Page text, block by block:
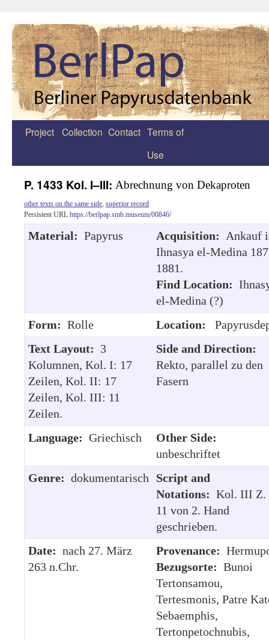
Zum
Project Collection Contact Terms of
Use
P. 1433 Kol. I–III: Abrechnung von Dekaproten
other texts on the same side superior record
Persistent URL https://berlpap.smb.museum/00846/
Material: Papyrus Acquisition: Ankauf
Ihnasya el-Medina
1881.
Find Location:
el-Medina (?)
Form: Rolle Location:
Text Layout: 3
Kolumnen, Kol. I: 17
Zeilen, Kol. II: 17
Zeilen, Kol. III: 11
Zeilen.
Side and Direction:
Rekto, parallel zu den
Fasern
Language: Griechisch
Other Side:
unbeschriftet
Genre: dokumentarisch
Script and
Notations: Kol. III Z.
11 von 2. Hand
geschrieben.
Date: nach 27. März
263 n.Chr.
Provenance:
Bezugsorte: Bunoi
Tertonsamou,
Tertesmonis, Patre
Sebaemphis,
Tertonpetochnubis,